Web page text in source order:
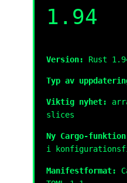
1.94
Version: Rust
Typ av
Viktig nyhet:
slices
Ny Cargo-
i
Manifestformat: